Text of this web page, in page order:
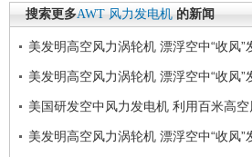
搜索更多AWT 风力发电机 的新闻
美发明高空风力涡轮机 漂浮空中“收风”
美发明高空风力涡轮机 漂浮空中“收风”
美国研发空中风力发电机 利用百米高
美发明高空风力涡轮机 漂浮空中“收风”